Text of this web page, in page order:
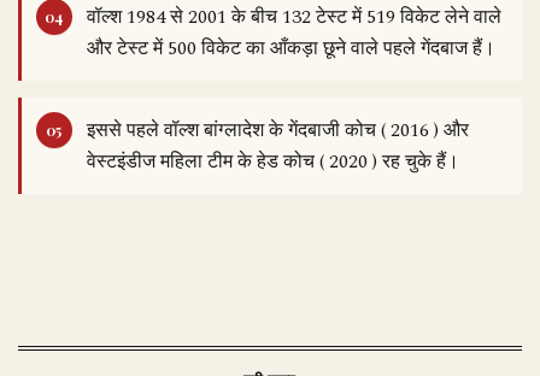
वॉल्श 1984 से 2001 के बीच 132 टेस्ट में 519 विकेट लेने वाले
और टेस्ट में 500 विकेट का आँकड़ा छूने वाले पहले गेंदबाज हैं।
इससे पहले वॉल्श बांग्लादेश के गेंदबाजी कोच ( 2016 ) और
वेस्टइंडीज महिला टीम के हेड कोच ( 2020 ) रह चुके हैं।